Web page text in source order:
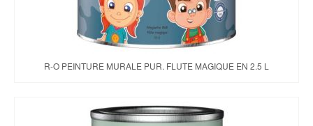
R-O PEINTURE MURALE PUR. FLUTE MAGIQUE EN 2.5 L